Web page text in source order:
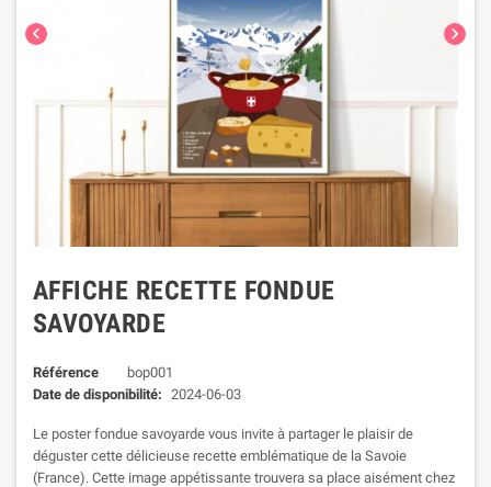
 
AFFICHE RECETTE FONDUE
SAVOYARDE
Référence
bop001
Date de disponibilité: 2024-06-03
Le poster fondue savoyarde vous invite à partager le plaisir de
déguster cette délicieuse recette emblématique de la Savoie
(France). Cette image appétissante trouvera sa place aisément chez